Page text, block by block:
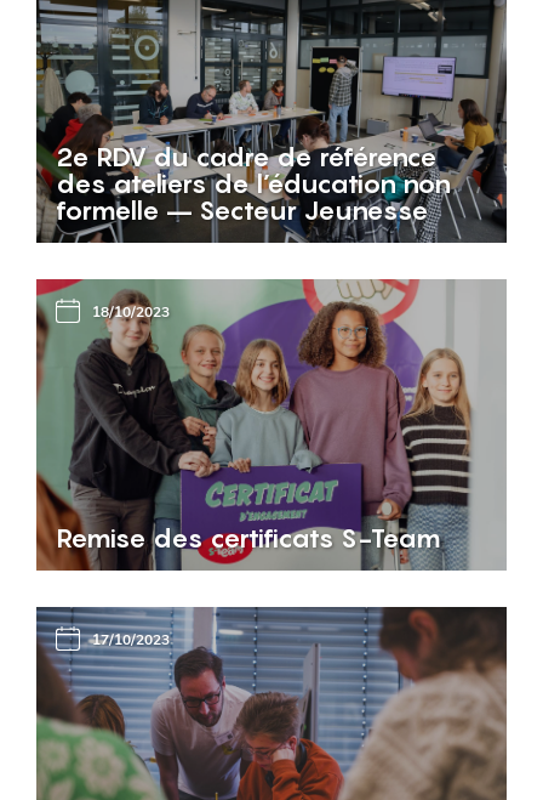
2e RDV du cadre de référence
des ateliers de l’éducation non
formelle – Secteur Jeunesse
18/10/2023
Remise des certificats S-Team
17/10/2023